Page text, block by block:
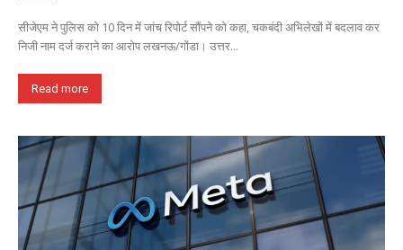
सीजेएम ने पुलिस को 10 दिन में जांच रिपोर्ट सौंपने को कहा, चकबंदी अभिलेखों में बदलाव कर
निजी नाम दर्ज कराने का आरोप लखनऊ/गोंडा। उत्तर...
Read more